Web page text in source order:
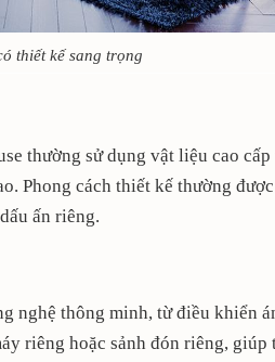
thiết kế sang trọng
thường sử dụng vật liệu cao
Phong cách thiết kế thường
ấn riêng.
nghệ thông minh, từ điều khiển
riêng hoặc sảnh đón riêng,